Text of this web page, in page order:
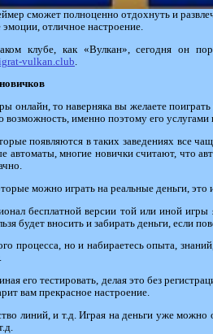
сможет полноценно отдохнуть и
отличное настроение.
клубе, как «Вулкан», сегодня он
vulkan.club
онлайн, то наверняка вы желаете
именно поэтому его
появляются в таких заведениях все
автоматы, многие новички считают, что
можно играть на реальные деньги, это
бесплатной версии той или иной
будет вносить и забирать деньги, если
процесса, но и набираетесь опыта,
его тестировать, делая это без
вам прекрасное настроение.
линий, и т.д. Играя на деньги уже